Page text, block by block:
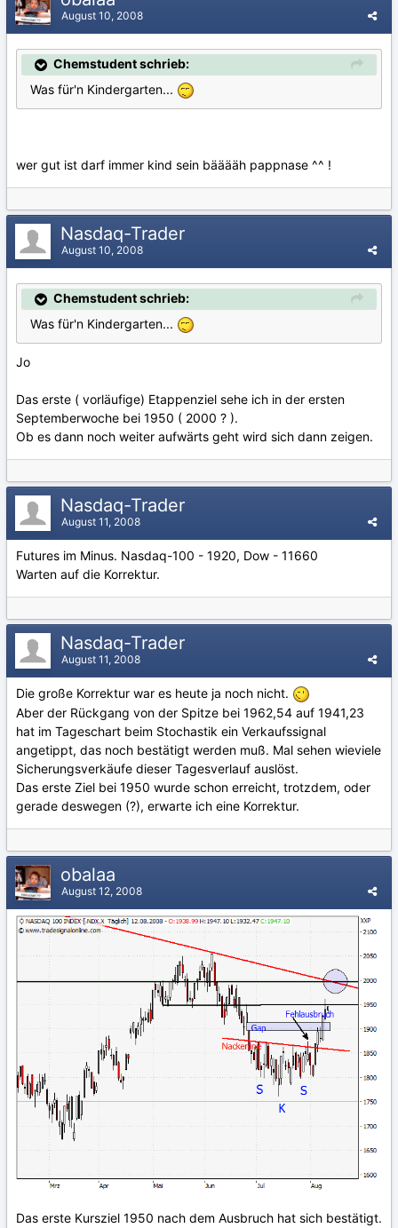
August 10, 2008
Chemstudent schrieb:
Was für'n Kindergarten...
wer gut ist darf immer kind sein bääääh pappnase ^^ !
Nasdaq-Trader
August 10, 2008
Chemstudent schrieb:
Was für'n Kindergarten...
Jo
Das erste ( vorläufige) Etappenziel sehe ich in der ersten
Septemberwoche bei 1950 ( 2000 ? ).
Ob es dann noch weiter aufwärts geht wird sich dann zeigen.
Nasdaq-Trader
August 11, 2008
Futures im Minus. Nasdaq-100 - 1920, Dow - 11660
Warten auf die Korrektur.
Nasdaq-Trader
August 11, 2008
Die große Korrektur war es heute ja noch nicht.
Aber der Rückgang von der Spitze bei 1962,54 auf 1941,23
hat im Tageschart beim Stochastik ein Verkaufssignal
angetippt, das noch bestätigt werden muß. Mal sehen wieviele
Sicherungsverkäufe dieser Tagesverlauf auslöst.
Das erste Ziel bei 1950 wurde schon erreicht, trotzdem, oder
gerade deswegen (?), erwarte ich eine Korrektur.
obalaa
August 12, 2008
Das erste Kursziel 1950 nach dem Ausbruch hat sich bestätigt.